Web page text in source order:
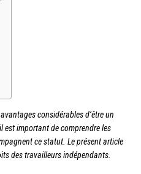
considérables d’être un
est important de comprendre les
ce statut. Le présent article
des travailleurs indépendants.